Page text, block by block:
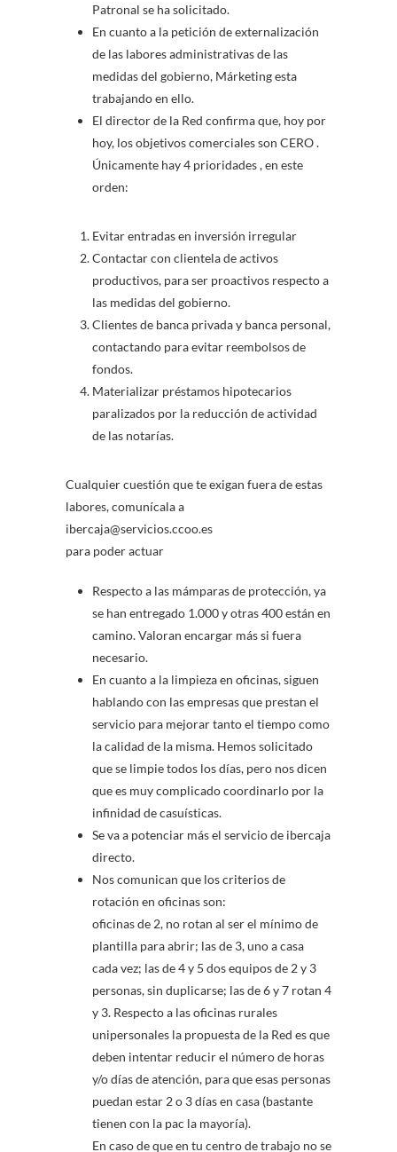
Patronal se ha solicitado.
En cuanto a la petición de externalización
de las labores administrativas de las
medidas del gobierno, Márketing esta
trabajando en ello.
El director de la Red confirma que, hoy por
hoy, los objetivos comerciales son CERO .
Únicamente hay 4 prioridades , en este
orden:
Evitar entradas en inversión irregular
Contactar con clientela de activos
productivos, para ser proactivos respecto a
las medidas del gobierno.
Clientes de banca privada y banca personal,
contactando para evitar reembolsos de
fondos.
Materializar préstamos hipotecarios
paralizados por la reducción de actividad
de las notarías.
Cualquier cuestión que te exigan fuera de estas
labores, comunícala a
ibercaja@servicios.ccoo.es
para poder actuar
Respecto a las mámparas de protección, ya
se han entregado 1.000 y otras 400 están en
camino. Valoran encargar más si fuera
necesario.
En cuanto a la limpieza en oficinas, siguen
hablando con las empresas que prestan el
servicio para mejorar tanto el tiempo como
la calidad de la misma. Hemos solicitado
que se limpie todos los días, pero nos dicen
que es muy complicado coordinarlo por la
infinidad de casuísticas.
Se va a potenciar más el servicio de ibercaja
directo.
Nos comunican que los criterios de
rotación en oficinas son:
oficinas de 2, no rotan al ser el mínimo de
plantilla para abrir; las de 3, uno a casa
cada vez; las de 4 y 5 dos equipos de 2 y 3
personas, sin duplicarse; las de 6 y 7 rotan 4
y 3. Respecto a las oficinas rurales
unipersonales la propuesta de la Red es que
deben intentar reducir el número de horas
y/o días de atención, para que esas personas
puedan estar 2 o 3 días en casa (bastante
tienen con la pac la mayoría).
En caso de que en tu centro de trabajo no se